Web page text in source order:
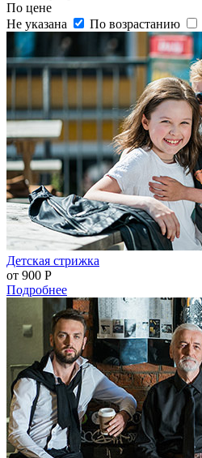
По цене
Не указана
По возрастанию
Детская стрижка
от 900 Р
Подробнее